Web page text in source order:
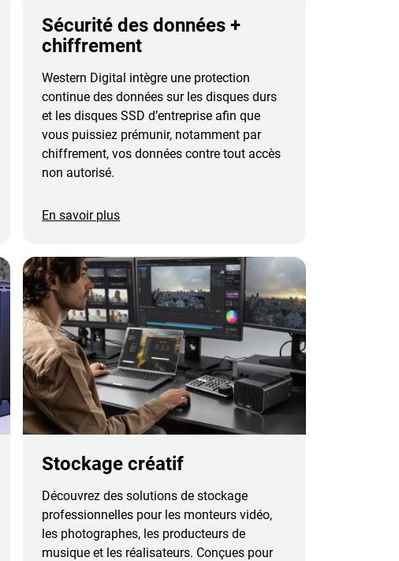
Sécurité des données +
chiffrement
Western Digital intègre une protection
continue des données sur les disques durs
et les disques SSD d’entreprise afin que
vous puissiez prémunir, notamment par
chiffrement, vos données contre tout accès
non autorisé.
En savoir plus
Stockage créatif
Découvrez des solutions de stockage
professionnelles pour les monteurs vidéo,
les photographes, les producteurs de
musique et les réalisateurs. Conçues pour